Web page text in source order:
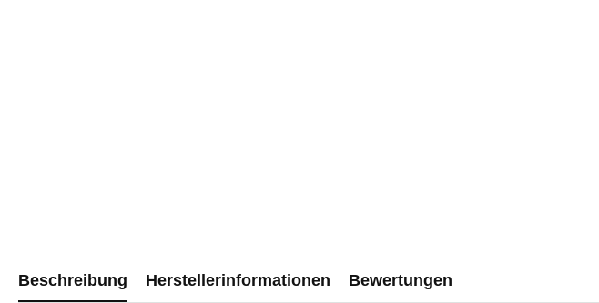
Beschreibung Herstellerinformationen Bewertungen